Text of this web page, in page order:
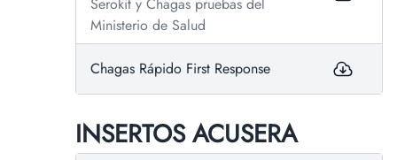
Ministerio de Salud
Chagas Rápido First Response
INSERTOS ACUSERA